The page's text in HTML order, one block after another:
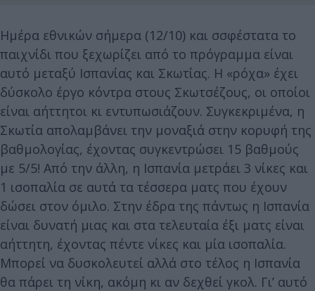
Ημέρα εθνικών σήμερα (12/10) και σσφέστατα το
παιχνίδι που ξεχωρίζει από το πρόγραμμα είναι
αυτό μεταξύ Ισπανίας και Σκωτίας. Η «ρόχα» έχει
δύσκολο έργο κόντρα στους Σκωτσέζους, οι οποίοι
είναι αήττητοι κι εντυπωσιάζουν. Συγκεκριμένα, η
Σκωτία απολαμβάνει την μοναξιά στην κορυφή της
βαθμολογίας, έχοντας συγκεντρώσει 15 βαθμούς
με 5/5! Από την άλλη, η Ισπανία μετράει 3 νίκες και
1 ισοπαλία σε αυτά τα τέσσερα ματς που έχουν
δώσει στον όμιλο. Στην έδρα της πάντως η Ισπανία
είναι δυνατή μιας και στα τελευταία έξι ματς είναι
αήττητη, έχοντας πέντε νίκες και μία ισοπαλία.
Μπορεί να δυσκολευτεί αλλά στο τέλος η Ισπανία
θα πάρει τη νίκη, ακόμη κι αν δεχθεί γκολ. Γι’ αυτό